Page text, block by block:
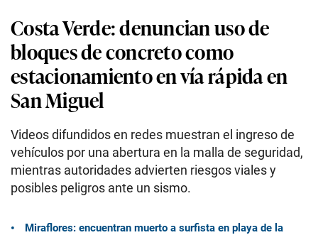
Costa Verde: denuncian uso de
bloques de concreto como
estacionamiento en vía rápida en
San Miguel
Videos difundidos en redes muestran el ingreso de
vehículos por una abertura en la malla de seguridad,
mientras autoridades advierten riesgos viales y
posibles peligros ante un sismo.
Miraflores: encuentran muerto a surfista en playa de la